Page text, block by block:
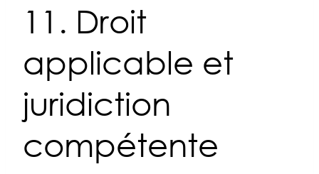
11. Droit
applicable et
juridiction
compétente